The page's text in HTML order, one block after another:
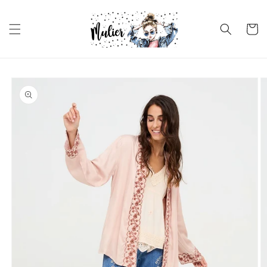
al contenido
Carrito
directamente
a la
información